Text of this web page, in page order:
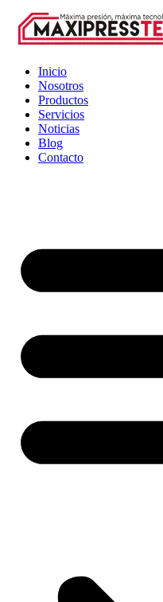
Inicio
Nosotros
Productos
Servicios
Noticias
Blog
Contacto